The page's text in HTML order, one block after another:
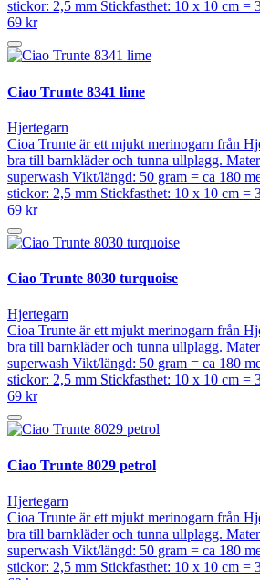
stickor: 2,5 mm Stickfasthet: 10 x 10 cm
69 kr
Ciao Trunte 8341 lime
Hjertegarn
Cioa Trunte är ett mjukt merinogarn från
bra till barnkläder och tunna ullplagg.
superwash Vikt/längd: 50 gram = ca 180
stickor: 2,5 mm Stickfasthet: 10 x 10 cm
69 kr
Ciao Trunte 8030 turquoise
Hjertegarn
Cioa Trunte är ett mjukt merinogarn från
bra till barnkläder och tunna ullplagg.
superwash Vikt/längd: 50 gram = ca 180
stickor: 2,5 mm Stickfasthet: 10 x 10 cm
69 kr
Ciao Trunte 8029 petrol
Hjertegarn
Cioa Trunte är ett mjukt merinogarn från
bra till barnkläder och tunna ullplagg.
superwash Vikt/längd: 50 gram = ca 180
stickor: 2,5 mm Stickfasthet: 10 x 10 cm